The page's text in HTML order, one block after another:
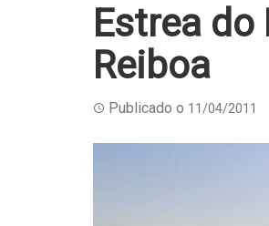
Estrea
Reiboa
Publicado o 11/04/2011